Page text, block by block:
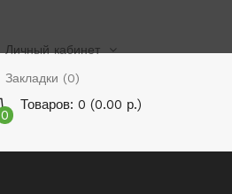
Личный кабинет
Закладки (0)
Товаров: 0 (0.00 р.)
0